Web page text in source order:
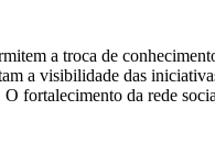
a troca de
a visibilidade das
fortalecimento da rede